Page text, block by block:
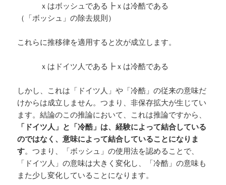
ｘはボッシュである┣ｘは冷酷である
（「ボッシュ」の除去規則）
これらに推移律を適用すると次が成立します。
ｘはドイツ人である┣ｘは冷酷である
しかし、これは「ドイツ人」や「冷酷」の従来の意味だ
けからは成立しません。つまり、非保存拡大が生じてい
ます。結論のこの推論において、これは推論ですから、
「ドイツ人」と「冷酷」は、経験によって結合している
のではなく、意味によって結合していることになりま
す。つまり、「ボッシュ」の使用法を認めることで、
「ドイツ人」の意味は大きく変化し、「冷酷」の意味も
また少し変化していることになります。